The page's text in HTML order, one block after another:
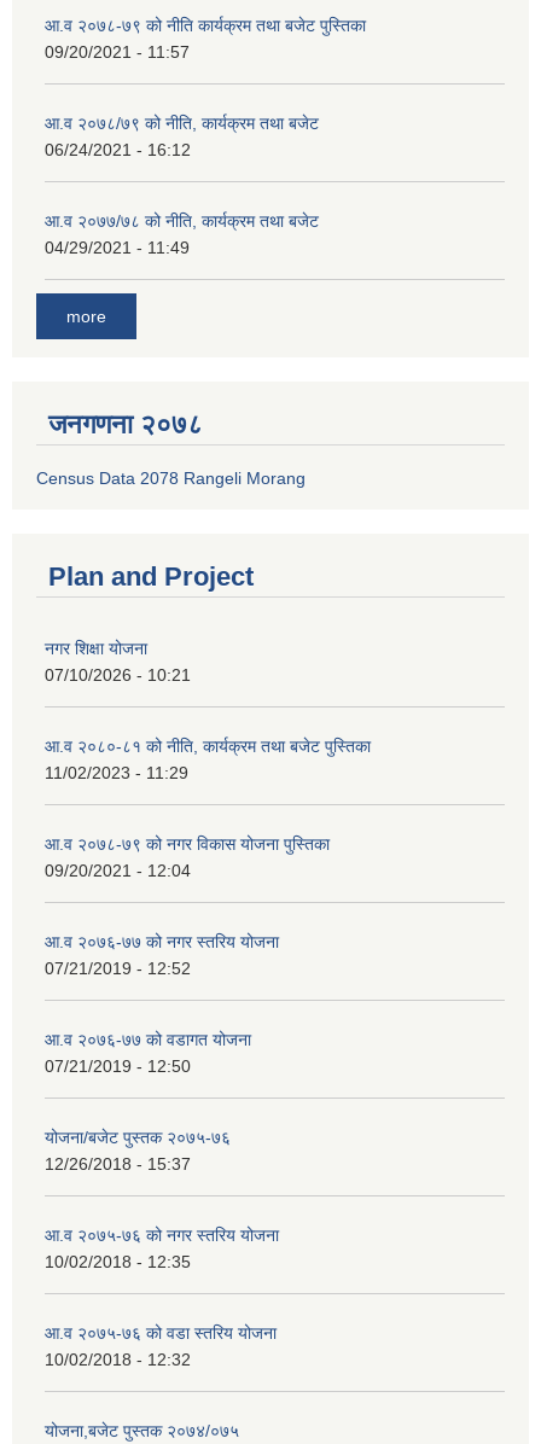
आ.व २०७८-७९ को नीति कार्यक्रम तथा बजेट पुस्तिका
09/20/2021 - 11:57
आ.व २०७८/७९ को नीति, कार्यक्रम तथा बजेट
06/24/2021 - 16:12
आ.व २०७७/७८ को नीति, कार्यक्रम तथा बजेट
04/29/2021 - 11:49
more
जनगणना २०७८
Census Data 2078 Rangeli Morang
Plan and Project
नगर शिक्षा योजना
07/10/2026 - 10:21
आ.व २०८०-८१ को नीति, कार्यक्रम तथा बजेट पुस्तिका
11/02/2023 - 11:29
आ.व २०७८-७९ को नगर विकास योजना पुस्तिका
09/20/2021 - 12:04
आ.व २०७६-७७ को नगर स्तरिय योजना
07/21/2019 - 12:52
आ.व २०७६-७७ को वडागत योजना
07/21/2019 - 12:50
योजना/बजेट पुस्तक २०७५-७६
12/26/2018 - 15:37
आ.व २०७५-७६ को नगर स्तरिय योजना
10/02/2018 - 12:35
आ.व २०७५-७६ को वडा स्तरिय योजना
10/02/2018 - 12:32
योजना,बजेट पुस्तक २०७४/०७५